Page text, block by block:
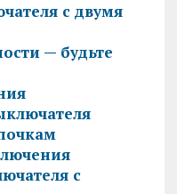
с двумя
— будьте
с